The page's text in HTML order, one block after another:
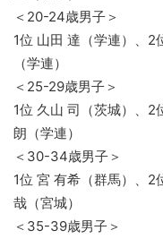
＜20-24歳男子＞
1位 山田 達（学連）、
（学連）
＜25-29歳男子＞
1位 久山 司（茨城）、
朗（学連）
＜30-34歳男子＞
1位 宮 有希（群馬）、
哉（宮城）
＜35-39歳男子＞